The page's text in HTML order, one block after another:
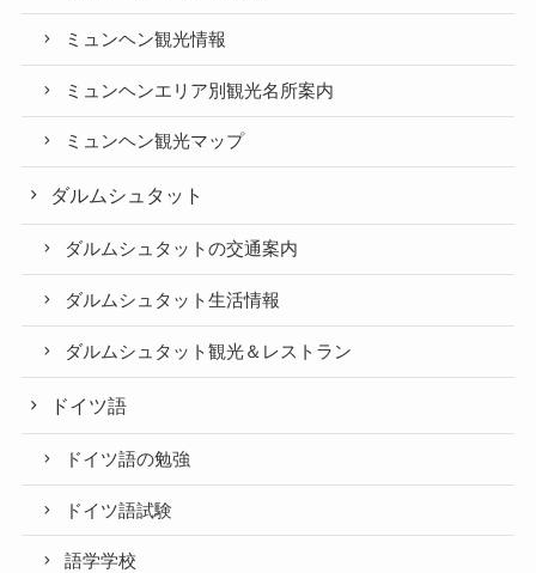
ミュンヘン観光情報
ミュンヘンエリア別観光名所案内
ミュンヘン観光マップ
ダルムシュタット
ダルムシュタットの交通案内
ダルムシュタット生活情報
ダルムシュタット観光＆レストラン
ドイツ語
ドイツ語の勉強
ドイツ語試験
語学学校